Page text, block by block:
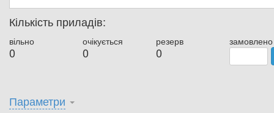
Кількість приладів:
вільно
0
очікується
0
резерв
0
замовлено
Параметри